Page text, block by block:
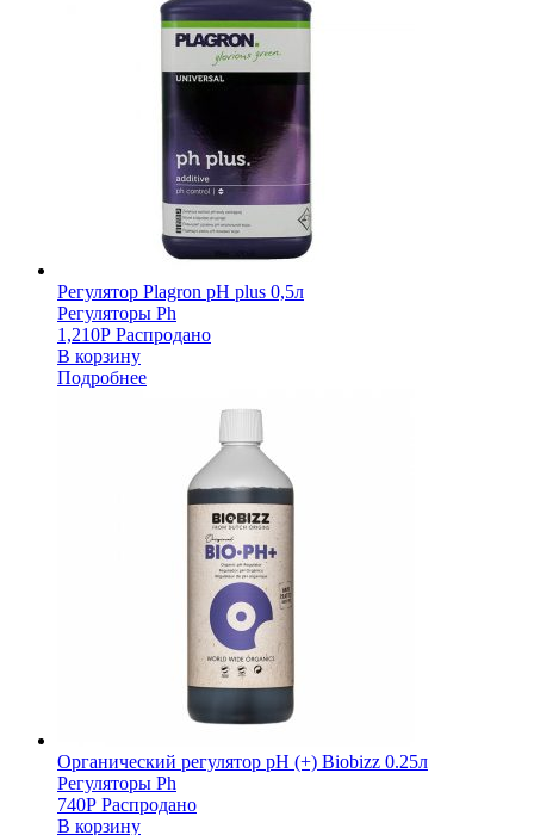
Регулятор Plagron pH plus 0,5л
Регуляторы Ph
1,210Р Распродано
В корзину
Подробнее
Органический регулятор pH (+) Biobizz 0.25л
Регуляторы Ph
740Р Распродано
В корзину